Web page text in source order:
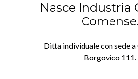
Nasce Industria
Comense.
Ditta individuale con sede a
Borgovico 111.